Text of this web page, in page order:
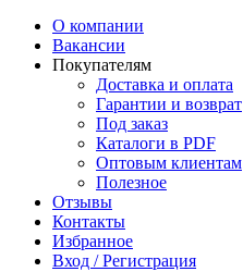
О компании
Вакансии
Покупателям
Доставка и оплата
Гарантии и возврат
Под заказ
Каталоги в PDF
Оптовым клиентам
Полезное
Отзывы
Контакты
Избранное
Вход / Регистрация